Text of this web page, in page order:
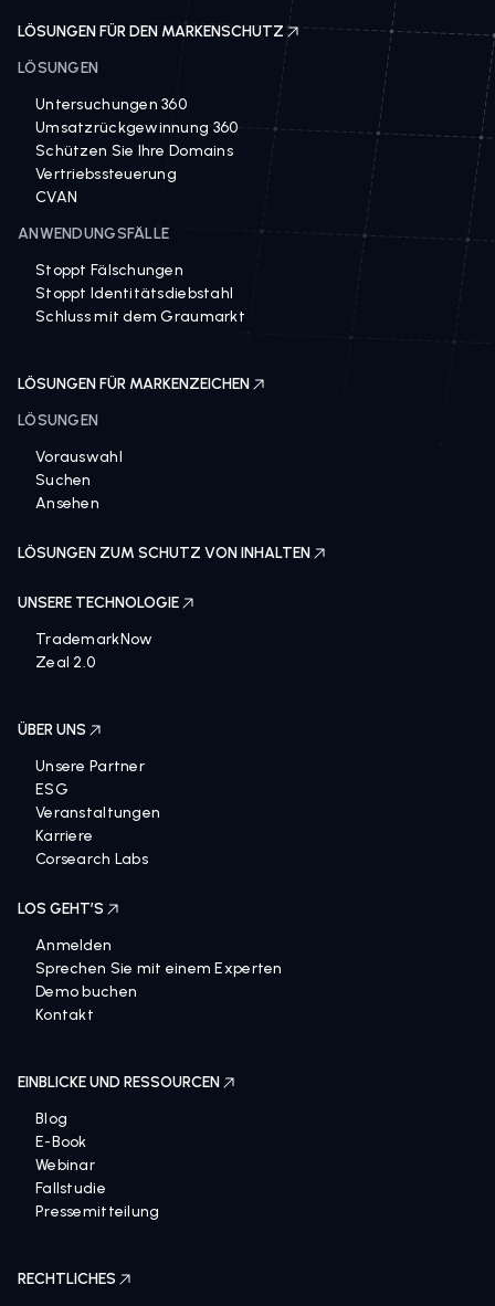
LÖSUNGEN FÜR DEN MARKENSCHUTZ
LÖSUNGEN
Untersuchungen 360
Umsatzrückgewinnung 360
Schützen Sie Ihre Domains
Vertriebssteuerung
CVAN
ANWENDUNGSFÄLLE
Stoppt Fälschungen
Stoppt Identitätsdiebstahl
Schluss mit dem Graumarkt
LÖSUNGEN FÜR MARKENZEICHEN
LÖSUNGEN
Vorauswahl
Suchen
Ansehen
LÖSUNGEN ZUM SCHUTZ VON INHALTEN
UNSERE TECHNOLOGIE
TrademarkNow
Zeal 2.0
ÜBER UNS
Unsere Partner
ESG
Veranstaltungen
Karriere
Corsearch Labs
LOS GEHT’S
Anmelden
Sprechen Sie mit einem Experten
Demo buchen
Kontakt
EINBLICKE UND RESSOURCEN
Blog
E-Book
Webinar
Fallstudie
Pressemitteilung
RECHTLICHES